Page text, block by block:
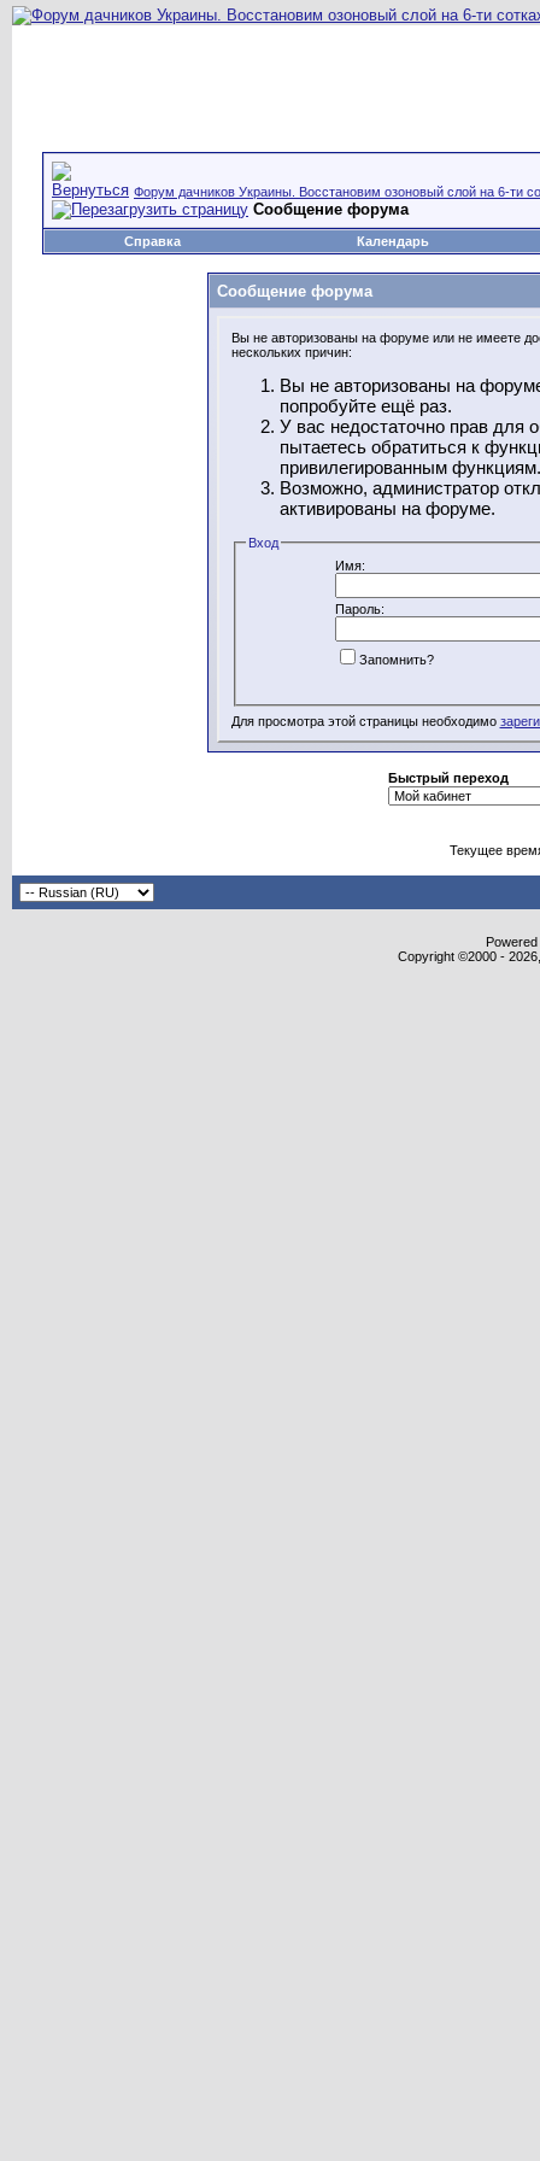
Форум дачников Украины. Восстановим озоновый слой на 6-ти
Сообщение форума
Справка Календарь
Сообщение форума
Вы не авторизованы на форуме или не имеете
нескольких причин:
Вы не авторизованы на
попробуйте ещё раз.
У вас недостаточно прав для
пытаетесь обратиться к
привилегированным функциям.
Возможно, администратор
активированы на форуме.
Вход
Имя:
Пароль:
Запомнить?
Для просмотра этой страницы необходимо
Быстрый переход
Текущее
Copyright ©2000 -